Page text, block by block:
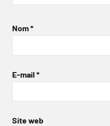
Nom*
E-mail *
Site web